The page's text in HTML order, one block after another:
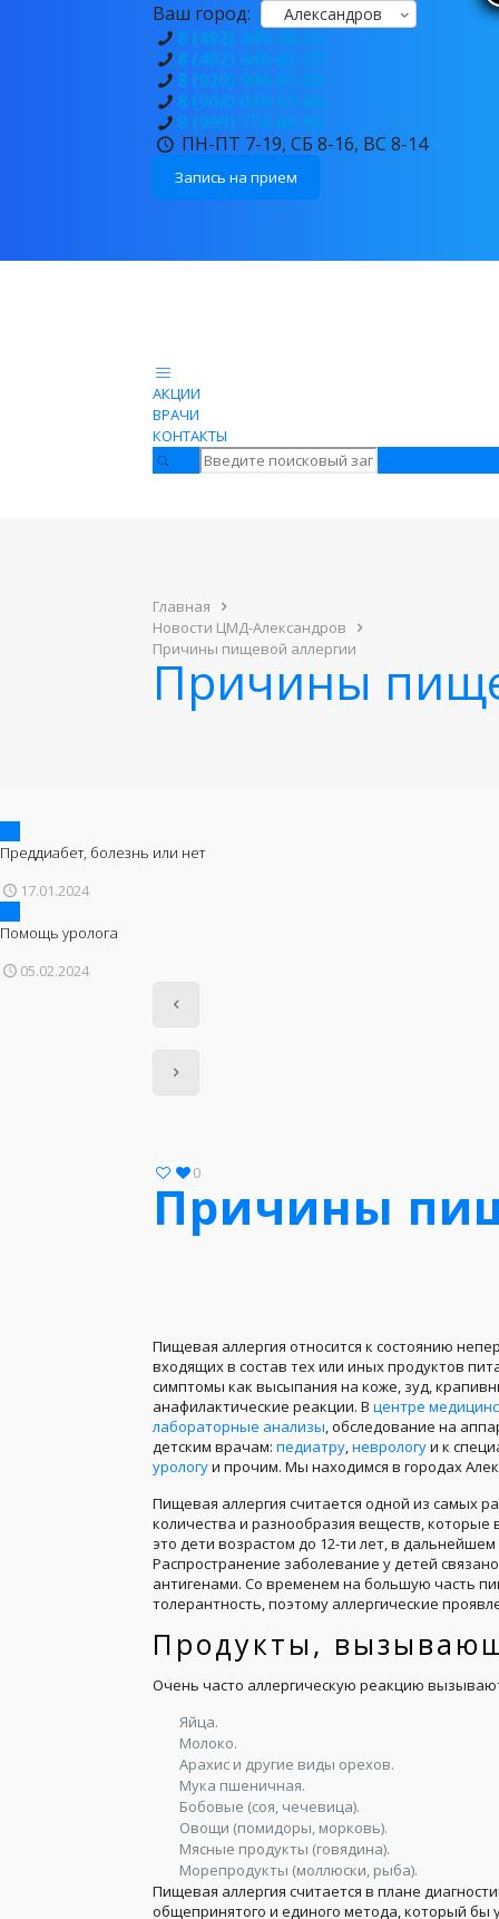
Ваш город: Александров
8 (492) 449-38-39
8 (492) 449-82-29
8 (920) 906-83-80
8 (904) 039-67-68
8 (999) 774-89-94
ПН-ПТ 7-19, СБ 8-16, ВС 8-14
Запись на прием
АКЦИИ
ВРАЧИ
КОНТАКТЫ
Главная
Новости ЦМД-Александров
Причины пищевой аллергии
Причины
Преддиабет, болезнь или нет
17.01.2024
Помощь уролога
05.02.2024
0
Причины
Пищевая аллергия относится к состоянию
входящих в состав тех или иных продуктов
симптомы как высыпания на коже, зуд,
анафилактические реакции. В центре
лабораторные анализы, обследование на
детским врачам: педиатру,неврологуи к
урологуи прочим. Мы находимся в городах
Пищевая аллергия считается одной из самых
количества и разнообразия веществ, которые
это дети возрастом до 12-ти лет, в
Распространение заболевание у детей
антигенами. Со временем на большую часть
толерантность, поэтому аллергические
Продукты,
Очень часто аллергическую реакцию
Яйца.
Молоко.
Арахис и другие виды орехов.
Мука пшеничная.
Бобовые (соя, чечевица).
Овощи (помидоры, морковь).
Мясные продукты (говядина).
Морепродукты (моллюски, рыба).
Пищевая аллергия считается в плане
общепринятого и единого метода, который бы